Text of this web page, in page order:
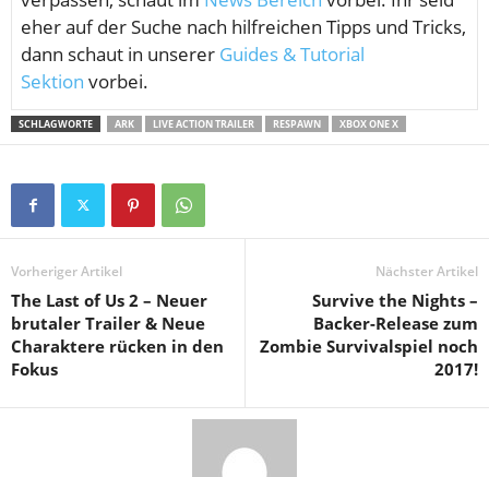
eher auf der Suche nach hilfreichen Tipps und Tricks,
dann schaut in unserer Guides & Tutorial
Sektion vorbei.
SCHLAGWORTE ARK LIVE ACTION TRAILER RESPAWN XBOX ONE X
Vorheriger Artikel
The Last of Us 2 – Neuer
brutaler Trailer & Neue
Charaktere rücken in den
Fokus
Nächster Artikel
Survive the Nights –
Backer-Release zum
Zombie Survivalspiel noch
2017!